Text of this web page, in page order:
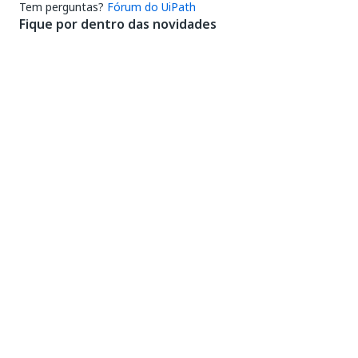
Tem perguntas? Fórum do UiPath
Fique por dentro das novidades